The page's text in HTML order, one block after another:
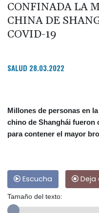
CONFINADA LA
CHINA DE
COVID-19
SALUD 28.03.2022
Millones de personas en
chino de Shanghái fueron
para contener el mayor
Escucha Deja
Tamaño del texto: